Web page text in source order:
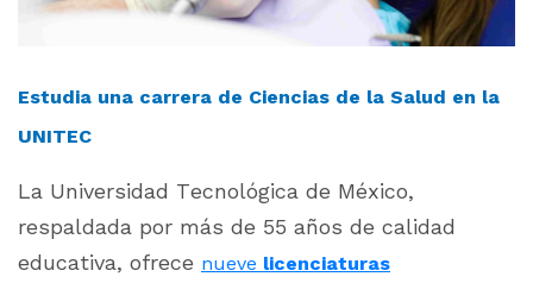
Estudia una carrera de Ciencias de la Salud en la
UNITEC
La Universidad Tecnológica de México,
respaldada por más de 55 años de calidad
educativa, ofrece nueve licenciaturas